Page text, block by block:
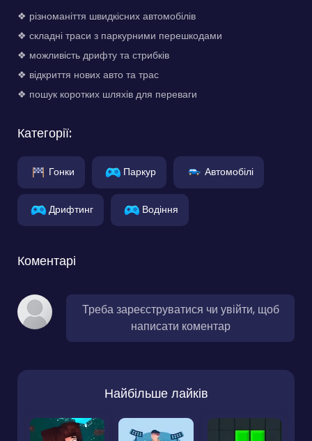
❖ різноманіття швидкісних автомобілів
❖ складні траси з паркурними перешкодами
❖ можливість дрифту та стрибків
❖ відкриття нових авто та трас
❖ пошук коротких шляхів для переваги
Категорії:
Гонки Паркур Автомобілі
Дрифтинг Водіння
Коментарі
Треба зареєструватися чи увійти, щоб
написати коментар
Найбільше лайків